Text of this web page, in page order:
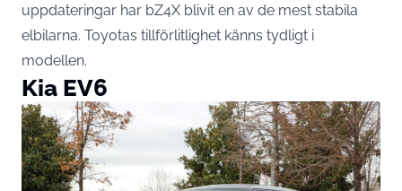
uppdateringar har bZ4X blivit en av de mest stabila
elbilarna. Toyotas tillförlitlighet känns tydligt i
modellen.
Kia EV6